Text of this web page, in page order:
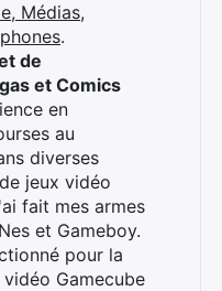
Médias,
.
de
et Comics
en
au
diverses
jeux vidéo
fait mes armes
et Gameboy.
pour la
Gamecube